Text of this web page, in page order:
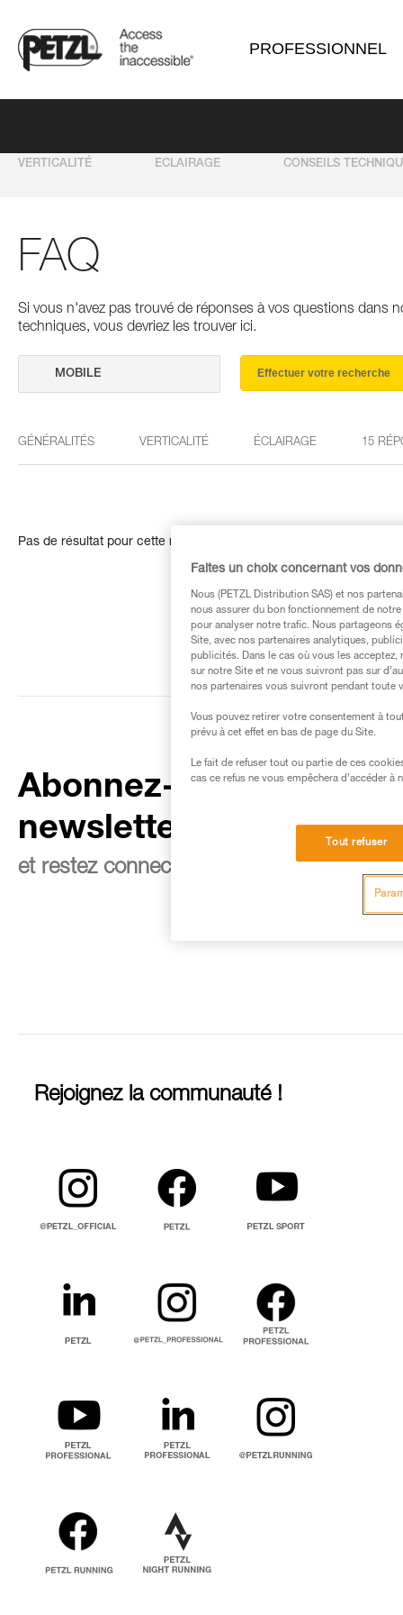
PROFESSIONNEL
VERTICALITÉ ECLAIRAGE CONSEILS
FAQ
Si vous n'avez pas trouvé de réponses à vos questions dans
techniques, vous devriez les trouver ici.
Effectuer votre recherche
GÉNÉRALITÉS VERTICALITÉ ÉCLAIRAGE 15
Pas de résultat pour cette recherche
Abonnez-vous à la
newsletter
et restez connecté à notre actualité
Rejoignez la communauté !
Faites un choix concernant vos
Nous (PETZL Distribution SAS) et nos
nous assurer du bon fonctionnement de
pour analyser notre trafic. Nous partageons
Site, avec nos partenaires analytiques,
publicités. Dans le cas où vous les
sur notre Site et ne vous suivront pas sur
nos partenaires vous suivront pendant toute
Vous pouvez retirer votre consentement à
prévu à cet effet en bas de page du Site.
Le fait de refuser tout ou partie de ces
cas ce refus ne vous empêchera d’accéder à
Tout refuser